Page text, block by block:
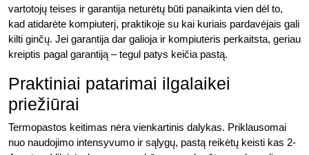
vartotojų teises ir garantija neturėtų būti panaikinta vien dėl to,
kad atidarėte kompiuterį, praktikoje su kai kuriais pardavėjais gali
kilti ginčų. Jei garantija dar galioja ir kompiuteris perkaitsta, geriau
kreiptis pagal garantiją – tegul patys keičia pastą.
Praktiniai patarimai ilgalaikei
priežiūrai
Termopastos keitimas nėra vienkartinis dalykas. Priklausomai
nuo naudojimo intensyvumo ir sąlygų, pastą reikėtų keisti kas 2-